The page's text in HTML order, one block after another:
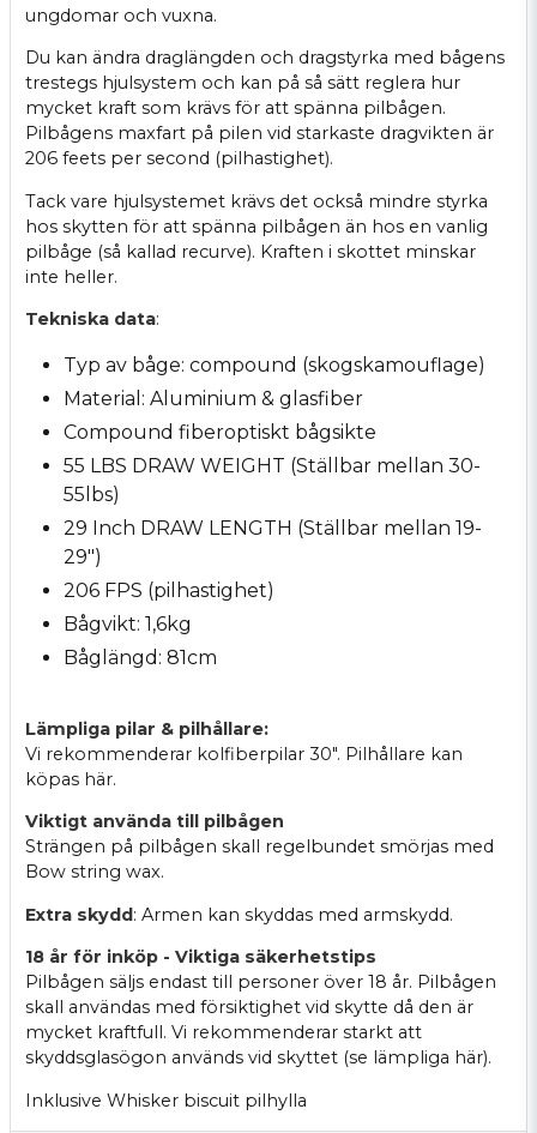
ungdomar och vuxna.
Du kan ändra draglängden och dragstyrka med bågens
trestegs hjulsystem och kan på så sätt reglera hur
mycket kraft som krävs för att spänna pilbågen.
Pilbågens maxfart på pilen vid starkaste dragvikten är
206 feets per second (pilhastighet).
Tack vare hjulsystemet krävs det också mindre styrka
hos skytten för att spänna pilbågen än hos en vanlig
pilbåge (så kallad recurve). Kraften i skottet minskar
inte heller.
Tekniska data:
Typ av båge: compound (skogskamouflage)
Material: Aluminium & glasfiber
Compound fiberoptiskt bågsikte
55 LBS DRAW WEIGHT (Ställbar mellan 30-
55lbs)
29 Inch DRAW LENGTH (Ställbar mellan 19-
29")
206 FPS (pilhastighet)
Bågvikt: 1,6kg
Båglängd: 81cm
Lämpliga pilar & pilhållare:
Vi rekommenderar kolfiberpilar 30". Pilhållare kan
köpas här.
Viktigt använda till pilbågen
Strängen på pilbågen skall regelbundet smörjas med
Bow string wax.
Extra skydd: Armen kan skyddas med armskydd.
18 år för inköp - Viktiga säkerhetstips
Pilbågen säljs endast till personer över 18 år. Pilbågen
skall användas med försiktighet vid skytte då den är
mycket kraftfull. Vi rekommenderar starkt att
skyddsglasögon används vid skyttet (se lämpliga här).
Inklusive Whisker biscuit pilhylla